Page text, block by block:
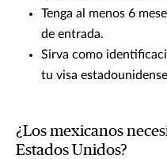
Tenga al menos 6
de entrada.
Sirva como
tu visa
¿Los mexicanos
Estados Unidos?